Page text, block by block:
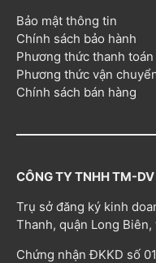
Bảo mật thông tin
Chính sách bảo hành
Phương thức thanh toán
Phương thức vận
Chính sách bán hàng
CÔNG TY TNHH TM-
Trụ sở đăng ký kinh
Thanh, quận Long
Chứng nhận ĐKKD số